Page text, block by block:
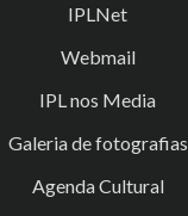
IPLNet
Webmail
IPL nos Media
Galeria de fotografias
Agenda Cultural